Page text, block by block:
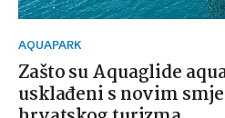
AQUAPARK
Zašto su Aquaglide
usklađeni s novim